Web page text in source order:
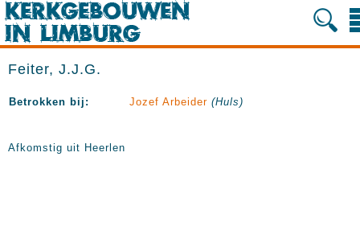
Feiter, J.J.G.
Betrokken bij: Jozef Arbeider (Huls)
Afkomstig uit Heerlen